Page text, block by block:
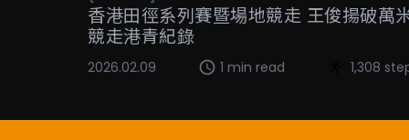
香港田徑系列賽暨場地競走 王俊揚破萬
競走港青紀錄
2026.02.09 1 min read 1,308